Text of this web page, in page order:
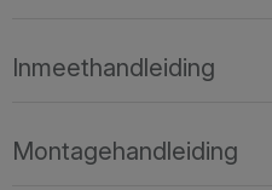
Inmeethandleiding
Montagehandleiding